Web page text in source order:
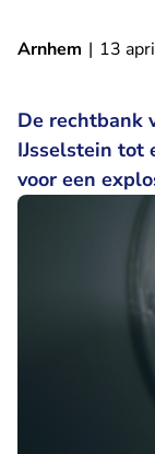
Arnhem | 13
De rechtbank
IJsselstein tot
voor een